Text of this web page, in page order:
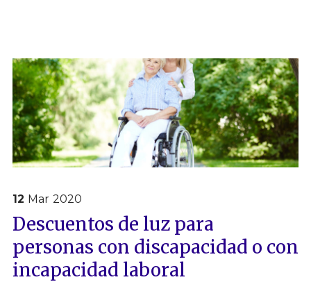
12 Mar 2020
Descuentos de luz para
personas con discapacidad o con
incapacidad laboral